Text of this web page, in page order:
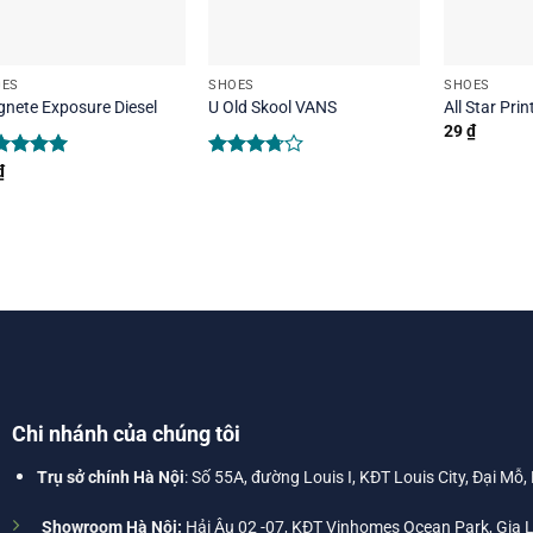
Exposure Diesel
SHOES
U Old Skool VANS
SHOES
All Star
29₫
Chi nhánh của chúng tôi
Trụ sở chính Hà Nội: Số 55A, đường Louis I, KĐT Louis City, Đại Mỗ,
Showroom Hà Nội: Hải Âu 02 -07, KĐT Vinhomes Ocean Park, Gia